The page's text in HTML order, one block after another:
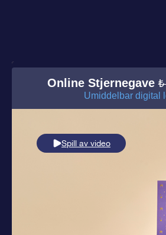
Online Stjernegave
Umiddelbar digital
Spill av video